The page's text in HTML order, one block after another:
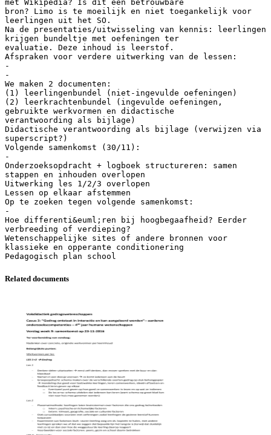
met Wikipedia? Is dit een betrouwbare
bron? Limo is te moeilijk en niet toegankelijk voor
leerlingen uit het SO.
Na de presentaties/uitwisseling van kennis: leerlingen
krijgen bundeltje met oefeningen ter
evaluatie. Deze inhoud is leerstof.
Afspraken voor verdere uitwerking van de lessen:
-
-
We maken 2 documenten:
(1) leerlingenbundel (niet-ingevulde oefeningen)
(2) leerkrachtenbundel (ingevulde oefeningen,
gebruikte werkvormen en didactische
verantwoording als bijlage)
Didactische verantwoording als bijlage (verwijzen via
superscript?)
Volgende samenkomst (30/11):
-
Onderzoeksopdracht + logboek structureren: samen
stappen en inhouden overlopen
Uitwerking les 1/2/3 overlopen
Lessen op elkaar afstemmen
Op te zoeken tegen volgende samenkomst:
-
Hoe differenti&euml;ren bij hoogbegaafheid? Eerder
verbreeding of verdieping?
Wetenschappelijke sites of andere bronnen voor
klassieke en opperante conditionering
Related documents